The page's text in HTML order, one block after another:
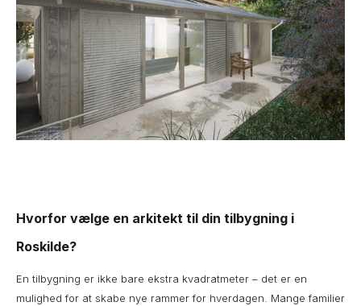
Hvorfor vælge en arkitekt til din tilbygning i
Roskilde?
En tilbygning er ikke bare ekstra kvadratmeter – det er en
mulighed for at skabe nye rammer for hverdagen. Mange familier